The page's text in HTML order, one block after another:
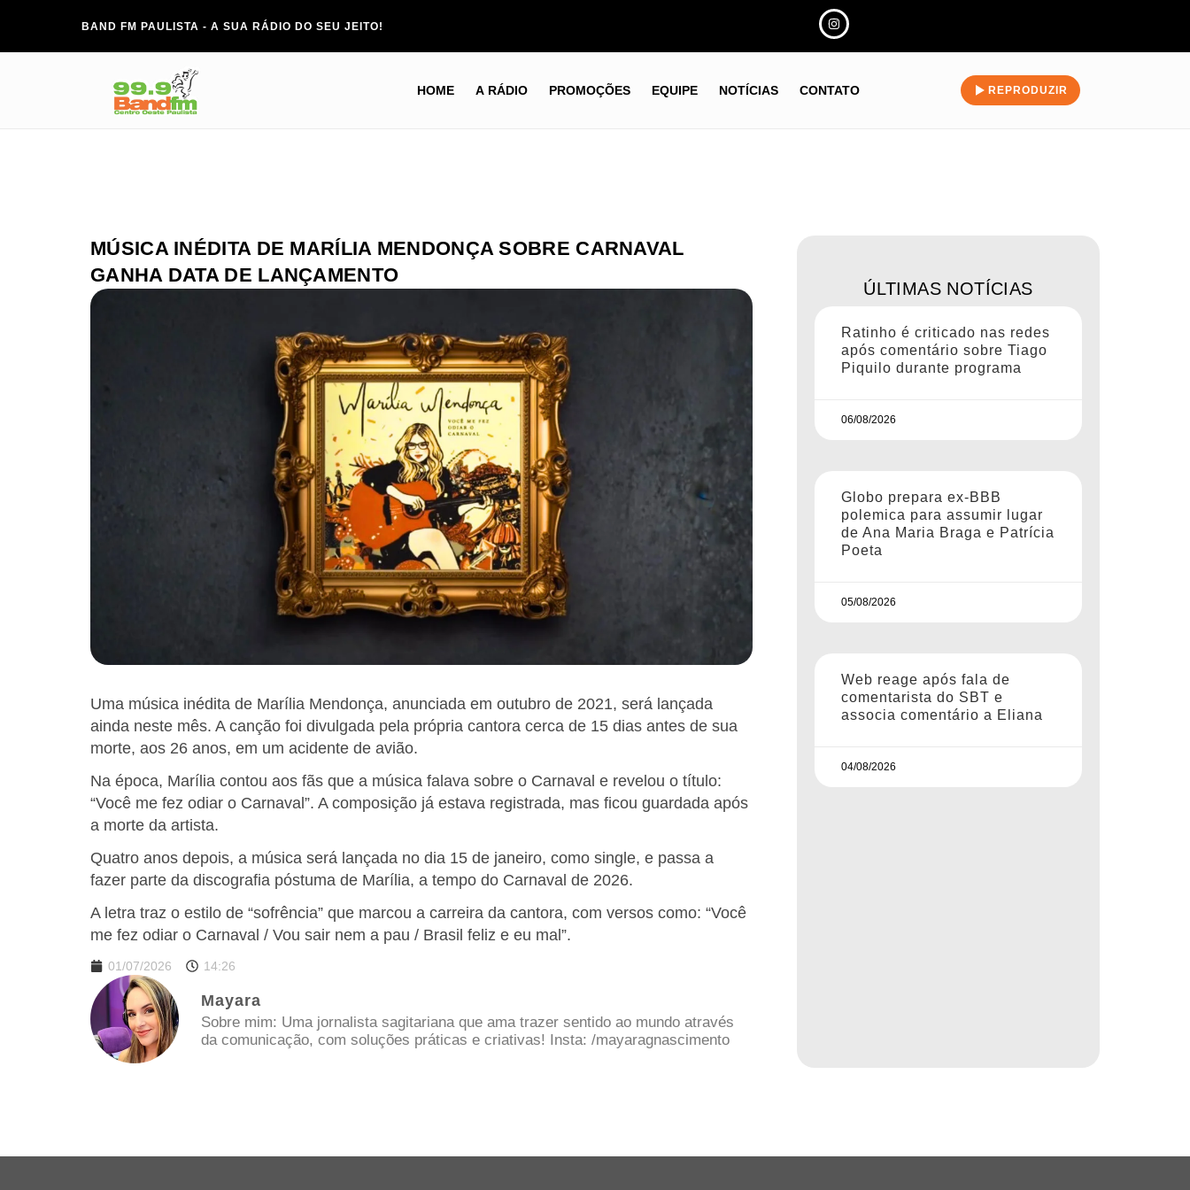
BAND FM PAULISTA - A SUA RÁDIO DO SEU JEITO!
HOME A RÁDIO PROMOÇÕES EQUIPE NOTÍCIAS CONTATO REPRODUZIR
MÚSICA INÉDITA DE MARÍLIA MENDONÇA SOBRE CARNAVAL
GANHA DATA DE LANÇAMENTO
Uma música inédita de Marília Mendonça, anunciada em outubro de 2021, será lançada
ainda neste mês. A canção foi divulgada pela própria cantora cerca de 15 dias antes de sua
morte, aos 26 anos, em um acidente de avião.
Na época, Marília contou aos fãs que a música falava sobre o Carnaval e revelou o título:
“Você me fez odiar o Carnaval”. A composição já estava registrada, mas ficou guardada após
a morte da artista.
Quatro anos depois, a música será lançada no dia 15 de janeiro, como single, e passa a
fazer parte da discografia póstuma de Marília, a tempo do Carnaval de 2026.
A letra traz o estilo de “sofrência” que marcou a carreira da cantora, com versos como: “Você
me fez odiar o Carnaval / Vou sair nem a pau / Brasil feliz e eu mal”.
01/07/2026 14:26
Mayara
Sobre mim: Uma jornalista sagitariana que ama trazer sentido ao mundo através
da comunicação, com soluções práticas e criativas! Insta: /mayaragnascimento
ÚLTIMAS NOTÍCIAS
Ratinho é criticado nas redes
após comentário sobre Tiago
Piquilo durante programa
06/08/2026
Globo prepara ex-BBB
polemica para assumir lugar
de Ana Maria Braga e Patrícia
Poeta
05/08/2026
Web reage após fala de
comentarista do SBT e
associa comentário a Eliana
04/08/2026